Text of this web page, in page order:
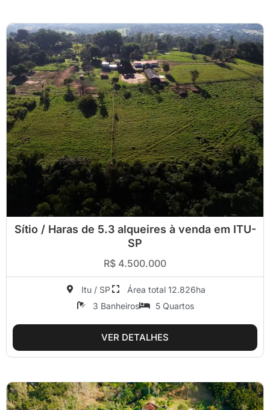
Sítio / Haras de 5.3 alqueires à venda em ITU-
SP
R$ 4.500.000
Itu / SP
Área total 12.826ha
3 Banheiros
5 Quartos
VER DETALHES